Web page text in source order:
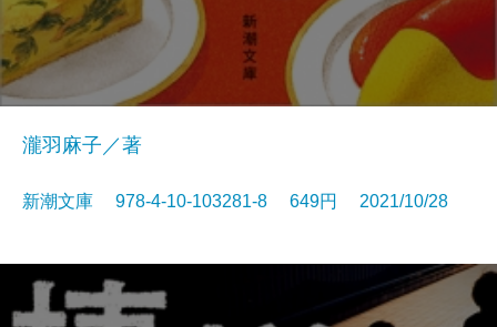
瀧羽麻子／著
新潮文庫 978-4-10-103281-8 649円 2021/10/28